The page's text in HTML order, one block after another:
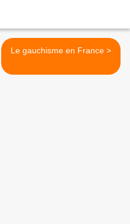
Le gauchisme en France >